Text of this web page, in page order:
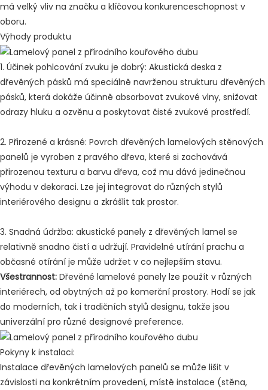
má velký vliv na značku a klíčovou konkurenceschopnost v
oboru.
Výhody produktu
1. Účinek pohlcování zvuku je dobrý: Akustická deska z
dřevěných pásků má speciálně navrženou strukturu dřevěných
pásků, která dokáže účinně absorbovat zvukové vlny, snižovat
odrazy hluku a ozvěnu a poskytovat čisté zvukové prostředí.
2. Přirozené a krásné: Povrch dřevěných lamelových stěnových
panelů je vyroben z pravého dřeva, které si zachovává
přirozenou texturu a barvu dřeva, což mu dává jedinečnou
výhodu v dekoraci. Lze jej integrovat do různých stylů
interiérového designu a zkrášlit tak prostor.
3. Snadná údržba: akustické panely z dřevěných lamel se
relativně snadno čistí a udržují. Pravidelné utírání prachu a
občasné otírání je může udržet v co nejlepším stavu.
Všestrannost: Dřevěné lamelové panely lze použít v různých
interiérech, od obytných až po komerční prostory. Hodí se jak
do moderních, tak i tradičních stylů designu, takže jsou
univerzální pro různé designové preference.
Pokyny k instalaci:
Instalace dřevěných lamelových panelů se může lišit v
závislosti na konkrétním provedení, místě instalace (stěna,